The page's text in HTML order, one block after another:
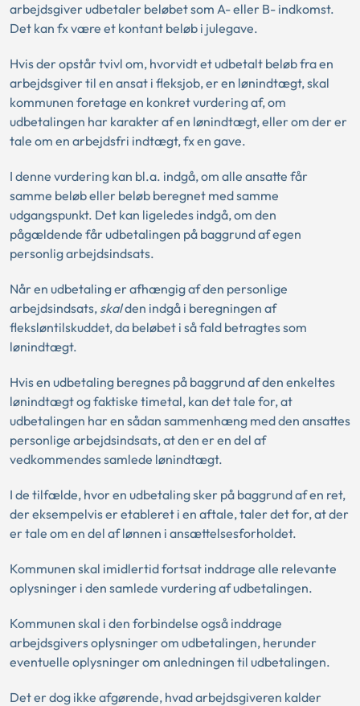
arbejdsgiver udbetaler beløbet som A- eller B- indkomst.
Det kan fx være et kontant beløb i julegave.
Hvis der opstår tvivl om, hvorvidt et udbetalt beløb fra en
arbejdsgiver til en ansat i fleksjob, er en lønindtægt, skal
kommunen foretage en konkret vurdering af, om
udbetalingen har karakter af en lønindtægt, eller om der er
tale om en arbejdsfri indtægt, fx en gave.
I denne vurdering kan bl.a. indgå, om alle ansatte får
samme beløb eller beløb beregnet med samme
udgangspunkt. Det kan ligeledes indgå, om den
pågældende får udbetalingen på baggrund af egen
personlig arbejdsindsats.
Når en udbetaling er afhængig af den personlige
arbejdsindsats, skalden indgå i beregningen af
fleksløntilskuddet, da beløbet i så fald betragtes som
lønindtægt.
Hvis en udbetaling beregnes på baggrund af den enkeltes
lønindtægt og faktiske timetal, kan det tale for, at
udbetalingen har en sådan sammenhæng med den ansattes
personlige arbejdsindsats, at den er en del af
vedkommendes samlede lønindtægt.
I de tilfælde, hvor en udbetaling sker på baggrund af en ret,
der eksempelvis er etableret i en aftale, taler det for, at der
er tale om en del af lønnen i ansættelsesforholdet.
Kommunen skal imidlertid fortsat inddrage alle relevante
oplysninger i den samlede vurdering af udbetalingen.
Kommunen skal i den forbindelse også inddrage
arbejdsgivers oplysninger om udbetalingen, herunder
eventuelle oplysninger om anledningen til udbetalingen.
Det er dog ikke afgørende, hvad arbejdsgiveren kalder